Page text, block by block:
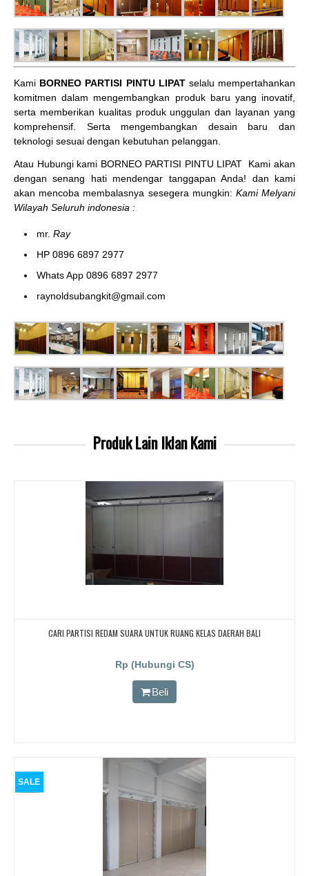
Kami BORNEO PARTISI PINTU LIPATselalu mempertahankan
komitmen dalam mengembangkan produk baru yang inovatif,
serta memberikan kualitas produk unggulan dan layanan yang
komprehensif. Serta mengembangkan desain baru dan
teknologi sesuai dengan kebutuhan pelanggan.
Atau Hubungi kami BORNEO PARTISI PINTU LIPAT
Kami akan
dengan senang hati mendengar tanggapan Anda! dan kami
akan mencoba membalasnya sesegera mungkin: Kami Melyani
Wilayah Seluruh indonesia :
mr. Ray
HP 0896 6897 2977
Whats App 0896 6897 2977
raynoldsubangkit@gmail.com
Produk LainIklan Kami
CARI PARTISI REDAM SUARA UNTUK RUANG KELAS DAERAH BALI
Rp (Hubungi CS)
Beli
SALE